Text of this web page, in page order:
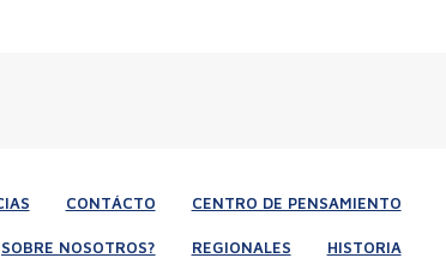
CONTÁCTO CENTRO DE PENSAMIENTO
NOSOTROS? REGIONALES HISTORIA